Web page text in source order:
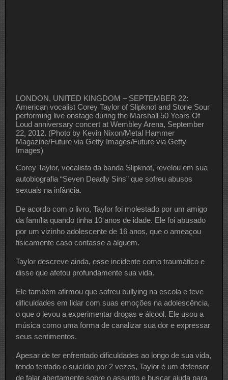
LONDON, UNITED KINGDOM – SEPTEMBER 22:
American vocalist Corey Taylor of Slipknot and Stone Sour
performing live onstage during the Marshall 50 Years Of
Loud anniversary concert at Wembley Arena, September
22, 2012. (Photo by Kevin Nixon/Metal Hammer
Magazine/Future via Getty Images/Future via Getty
Images)
Corey Taylor, vocalista da banda Slipknot, revelou em sua
autobiografia “Seven Deadly Sins” que sofreu abusos
sexuais na infância.
De acordo com o livro, Taylor foi molestado por um amigo
da família quando tinha 10 anos de idade. Ele foi abusado
por um vizinho adolescente de 16 anos, que o ameaçou
fisicamente caso contasse a álguem.
Taylor descreve ainda, esse incidente como traumático e
disse que afetou profundamente sua vida.
Ele também afirmou que sofreu bullying na escola e teve
dificuldades em lidar com suas emoções na adolescência,
o que o levou a experimentar drogas e álcool. Ele usou a
música como uma forma de canalizar sua dor e expressar
seus sentimentos.
Apesar de ter enfrentado dificuldades ao longo de sua vida,
tendo tentado o suicídio por 2 vezes, Taylor é um defensor
de falar abertamente sobre o assunto e buscar ajuda para